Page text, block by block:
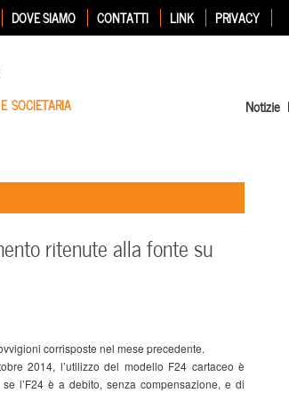
DOVE SIAMO CONTATTI LINK PRIVACY
SOCIETARIA Notizie
ritenute alla fonte su
corrisposte nel mese precedente.
2014, l’utilizzo del modello F24 cartaceo è
l’F24 è a debito, senza compensazione, e di